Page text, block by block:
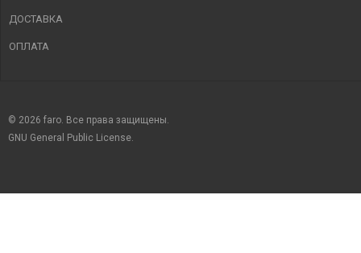
ДОСТАВКА
ОПЛАТА
© 2026 faro. Все права защищены.
GNU General Public License.